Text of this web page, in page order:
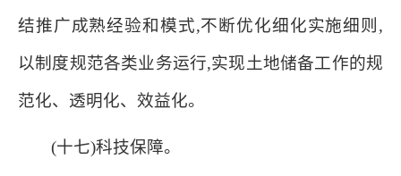
结推广成熟经验和模式,不断优化细化实施细则,
以制度规范各类业务运行,实现土地储备工作的规
范化、透明化、效益化。
(十七)科技保障。